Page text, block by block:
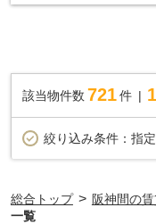
該当物件数 721件
絞り込み条件： 指
総合トップ > 阪神間の
一覧